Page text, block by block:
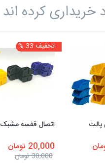
خریداری کرده اند
پالت
تخفیف 33 %
اتصال قفسه مشبک
20,000 تومان
30,000 تومان